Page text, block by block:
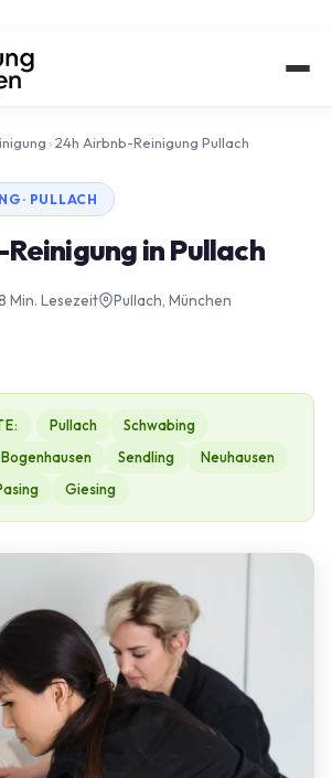
›24h Airbnb-Reinigung Pullach
· PULLACH
in Pullach
Min. Lesezeit
Pullach, München
Pullach
Schwabing
Bogenhausen Sendling
Neuhausen
Giesing